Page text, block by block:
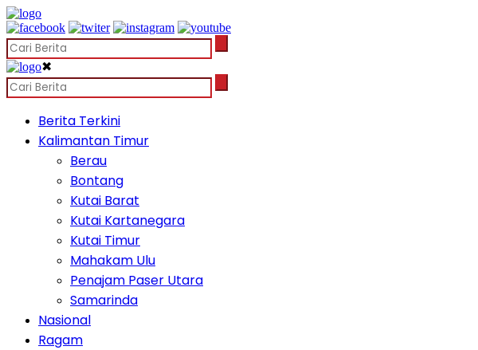
✖
Berita Terkini
Kalimantan Timur
Berau
Bontang
Kutai Barat
Kutai Kartanegara
Kutai Timur
Mahakam Ulu
Penajam Paser Utara
Samarinda
Nasional
Ragam